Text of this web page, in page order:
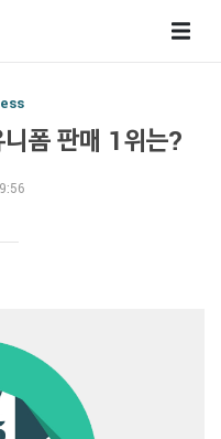
폼 판매 1위는?